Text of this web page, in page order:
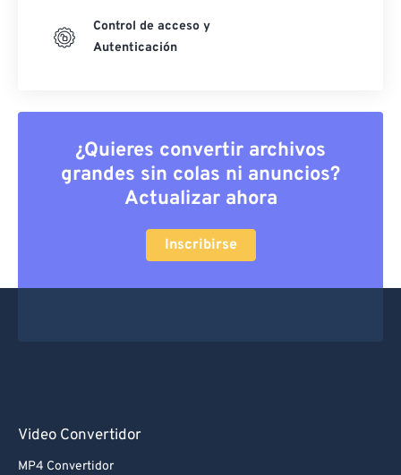
Control de acceso y
Autenticación
¿Quieres convertir archivos
grandes sin colas ni anuncios?
Actualizar ahora
Inscribirse
Video Convertidor
MP4 Convertidor